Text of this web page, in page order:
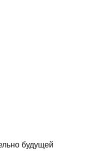
будущей